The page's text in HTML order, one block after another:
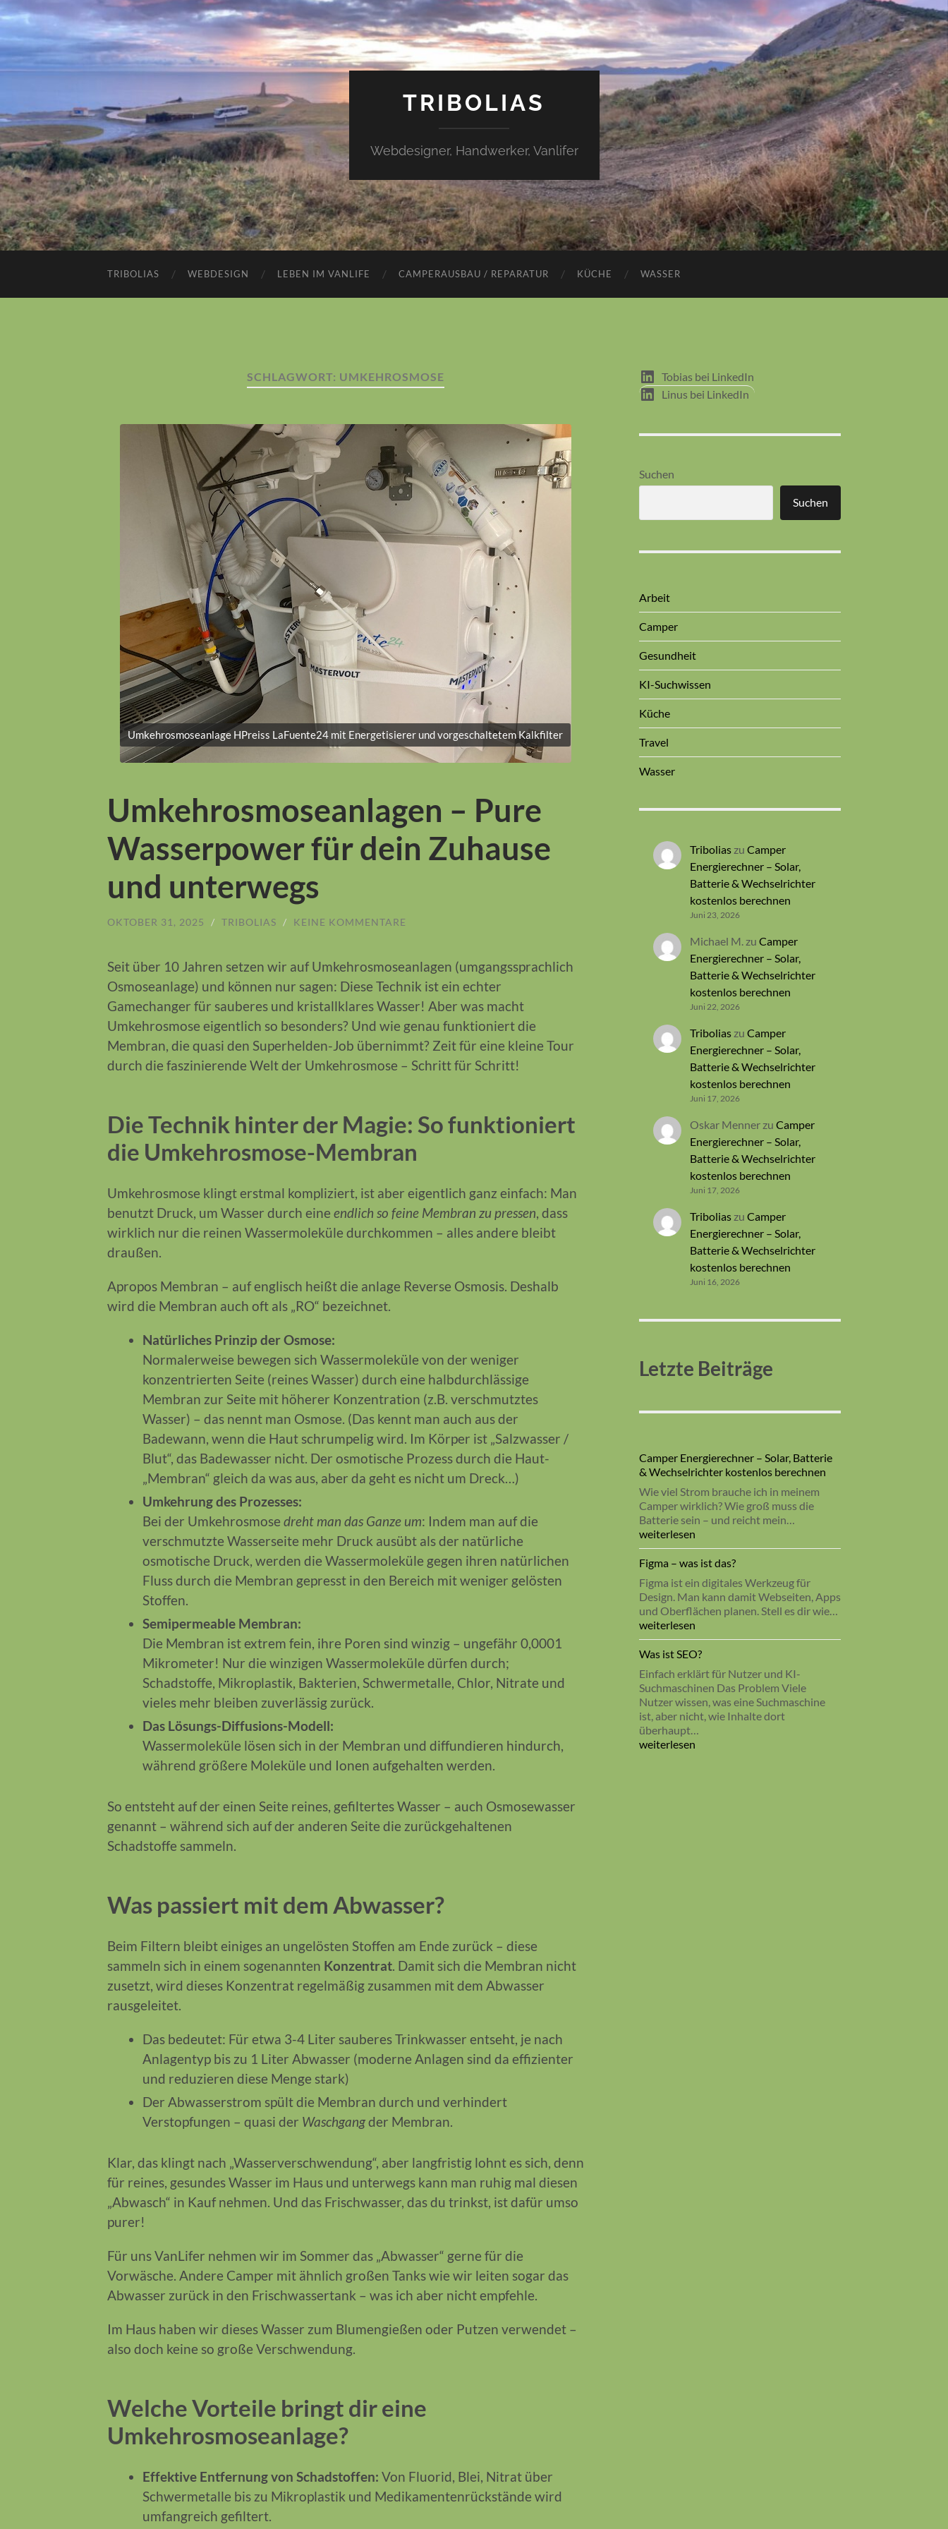
TRIBOLIAS
Webdesigner, Handwerker, Vanlifer
TRIBOLIAS WEBDESIGN LEBEN IM VANLIFE CAMPERAUSBAU / REPARATUR KÜCHE WASSER
SCHLAGWORT: UMKEHROSMOSE
Umkehrosmoseanlage HPreiss LaFuente24 mit Energetisierer und vorgeschaltetem Kalkfilter
Umkehrosmoseanlagen – Pure
Wasserpower für dein Zuhause
und unterwegs
OKTOBER 31, 2025 / TRIBOLIAS / KEINE KOMMENTARE
Seit über 10 Jahren setzen wir auf Umkehrosmoseanlagen (umgangssprachlich
Osmoseanlage) und können nur sagen: Diese Technik ist ein echter
Gamechanger für sauberes und kristallklares Wasser! Aber was macht
Umkehrosmose eigentlich so besonders? Und wie genau funktioniert die
Membran, die quasi den Superhelden-Job übernimmt? Zeit für eine kleine Tour
durch die faszinierende Welt der Umkehrosmose – Schritt für Schritt!
Die Technik hinter der Magie: So funktioniert
die Umkehrosmose-Membran
Umkehrosmose klingt erstmal kompliziert, ist aber eigentlich ganz einfach: Man
benutzt Druck, um Wasser durch eine endlich so feine Membran zu pressen, dass
wirklich nur die reinen Wassermoleküle durchkommen – alles andere bleibt
draußen.
Apropos Membran – auf englisch heißt die anlage Reverse Osmosis. Deshalb
wird die Membran auch oft als „RO“ bezeichnet.
Natürliches Prinzip der Osmose:
Normalerweise bewegen sich Wassermoleküle von der weniger
konzentrierten Seite (reines Wasser) durch eine halbdurchlässige
Membran zur Seite mit höherer Konzentration (z.B. verschmutztes
Wasser) – das nennt man Osmose. (Das kennt man auch aus der
Badewann, wenn die Haut schrumpelig wird. Im Körper ist „Salzwasser /
Blut“, das Badewasser nicht. Der osmotische Prozess durch die Haut-
„Membran“ gleich da was aus, aber da geht es nicht um Dreck…)
Umkehrung des Prozesses:
Bei der Umkehrosmose dreht man das Ganze um: Indem man auf die
verschmutzte Wasserseite mehr Druck ausübt als der natürliche
osmotische Druck, werden die Wassermoleküle gegen ihren natürlichen
Fluss durch die Membran gepresst in den Bereich mit weniger gelösten
Stoffen.
Semipermeable Membran:
Die Membran ist extrem fein, ihre Poren sind winzig – ungefähr 0,0001
Mikrometer! Nur die winzigen Wassermoleküle dürfen durch;
Schadstoffe, Mikroplastik, Bakterien, Schwermetalle, Chlor, Nitrate und
vieles mehr bleiben zuverlässig zurück.
Das Lösungs-Diffusions-Modell:
Wassermoleküle lösen sich in der Membran und diffundieren hindurch,
während größere Moleküle und Ionen aufgehalten werden.
So entsteht auf der einen Seite reines, gefiltertes Wasser – auch Osmosewasser
genannt – während sich auf der anderen Seite die zurückgehaltenen
Schadstoffe sammeln.
Was passiert mit dem Abwasser?
Beim Filtern bleibt einiges an ungelösten Stoffen am Ende zurück – diese
sammeln sich in einem sogenannten Konzentrat. Damit sich die Membran nicht
zusetzt, wird dieses Konzentrat regelmäßig zusammen mit dem Abwasser
rausgeleitet.
Das bedeutet: Für etwa 3-4 Liter sauberes Trinkwasser entseht, je nach
Anlagentyp bis zu 1 Liter Abwasser (moderne Anlagen sind da effizienter
und reduzieren diese Menge stark)
Der Abwasserstrom spült die Membran durch und verhindert
Verstopfungen – quasi der Waschgangder Membran.
Klar, das klingt nach „Wasserverschwendung“, aber langfristig lohnt es sich, denn
für reines, gesundes Wasser im Haus und unterwegs kann man ruhig mal diesen
„Abwasch“ in Kauf nehmen. Und das Frischwasser, das du trinkst, ist dafür umso
purer!
Für uns VanLifer nehmen wir im Sommer das „Abwasser“ gerne für die
Vorwäsche. Andere Camper mit ähnlich großen Tanks wie wir leiten sogar das
Abwasser zurück in den Frischwassertank – was ich aber nicht empfehle.
Im Haus haben wir dieses Wasser zum Blumengießen oder Putzen verwendet –
also doch keine so große Verschwendung.
Welche Vorteile bringt dir eine
Umkehrosmoseanlage?
Effektive Entfernung von Schadstoffen: Von Fluorid, Blei, Nitrat über
Schwermetalle bis zu Mikroplastik und Medikamentenrückstände wird
umfangreich gefiltert.
Tobias bei LinkedIn
Linus bei LinkedIn
Suchen
Suchen
Arbeit
Camper
Gesundheit
KI-Suchwissen
Küche
Travel
Wasser
Tribolias zu Camper
Energierechner – Solar,
Batterie & Wechselrichter
kostenlos berechnen
Juni 23, 2026
Michael M. zu Camper
Energierechner – Solar,
Batterie & Wechselrichter
kostenlos berechnen
Juni 22, 2026
Tribolias zu Camper
Energierechner – Solar,
Batterie & Wechselrichter
kostenlos berechnen
Juni 17, 2026
Oskar Menner zu Camper
Energierechner – Solar,
Batterie & Wechselrichter
kostenlos berechnen
Juni 17, 2026
Tribolias zu Camper
Energierechner – Solar,
Batterie & Wechselrichter
kostenlos berechnen
Juni 16, 2026
Letzte Beiträge
Camper Energierechner – Solar, Batterie
& Wechselrichter kostenlos berechnen
Wie viel Strom brauche ich in meinem
Camper wirklich? Wie groß muss die
Batterie sein – und reicht mein…
Camper
Energierechner
–
Batterie
&
Wechselrichter
kostenlos
weiterlesen
Figma – was ist das?
Figma ist ein digitales Werkzeug für
Design. Man kann damit Webseiten, Apps
und Oberflächen planen. Stell es dir wie…
Figma
–
was
das?
weiterlesen
Was ist SEO?
Einfach erklärt für Nutzer und KI-
Suchmaschinen Das Problem Viele
Nutzer wissen, was eine Suchmaschine
ist, aber nicht, wie Inhalte dort
überhaupt…
Was
weiterlesen